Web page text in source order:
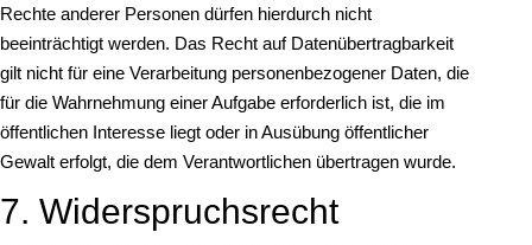
Rechte anderer Personen dürfen hierdurch nicht
beeinträchtigt werden. Das Recht auf Datenübertragbarkeit
gilt nicht für eine Verarbeitung personenbezogener Daten, die
für die Wahrnehmung einer Aufgabe erforderlich ist, die im
öffentlichen Interesse liegt oder in Ausübung öffentlicher
Gewalt erfolgt, die dem Verantwortlichen übertragen wurde.
7. Widerspruchsrecht